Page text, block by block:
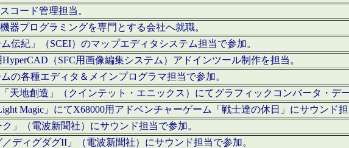
コード管理担当。
器プログラミングを専門とする会社へ就職。
伝紀」（SCEI）のマップエディタシステム担当で参加。
（SFC用画像編集システム）アドインツール制作を担当。
の各種エディタ＆メインプログラマ担当で参加。
天地創造」（クインテット・エニックス）にてグラフィックコンバータ・デ
Magic」にてX68000用アドベンチャーゲーム「戦士達の休日」にサウンド
」（電波新聞社）にサウンド担当で参加。
ディグダグII」（電波新聞社）にサウンド担当で参加。